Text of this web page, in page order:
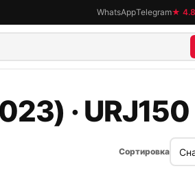
WhatsAppTelegram★ 4.8
· URJ150
Сортировка